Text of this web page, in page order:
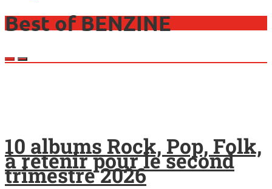
Best of BENZINE
10 albums Rock, Pop, Folk,
à retenir pour le second
trimestre 2026